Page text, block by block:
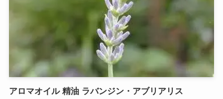
アロマオイル 精油 ラバンジン・アブリアリス